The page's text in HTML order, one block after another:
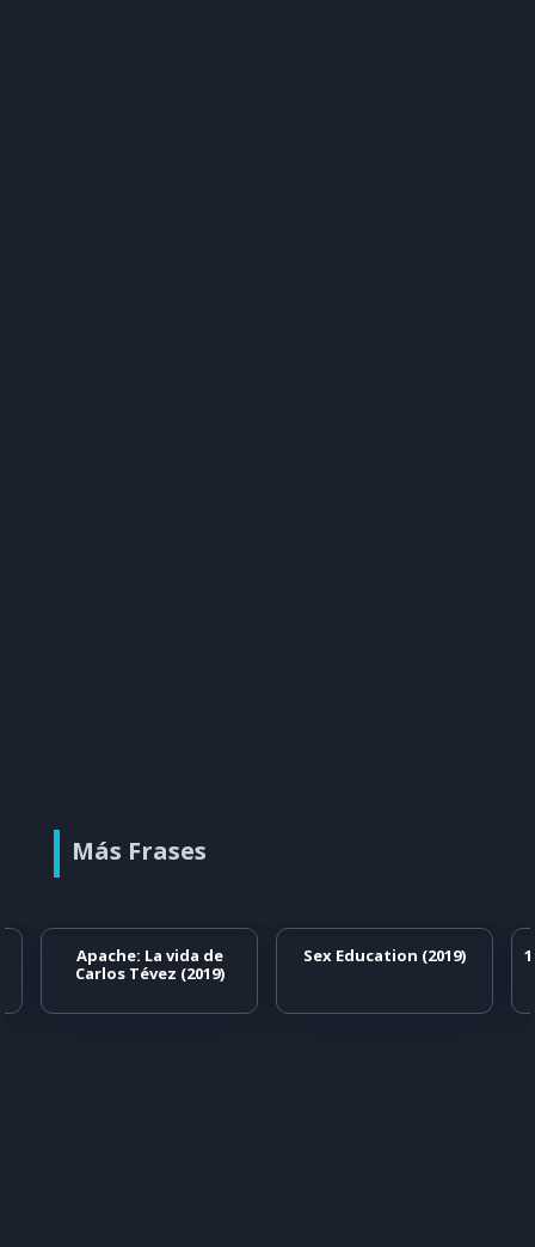
Más Frases
Apache: La vida de
Carlos Tévez (2019)
Sex Education (2019)